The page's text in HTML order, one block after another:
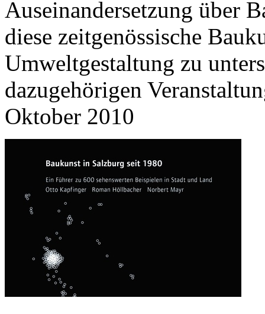
Auseinandersetzung über
diese zeitgenössische
Umweltgestaltung zu
dazugehörigen
Oktober 2010